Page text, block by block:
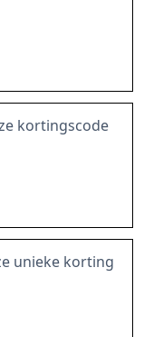
kortingscode
unieke korting